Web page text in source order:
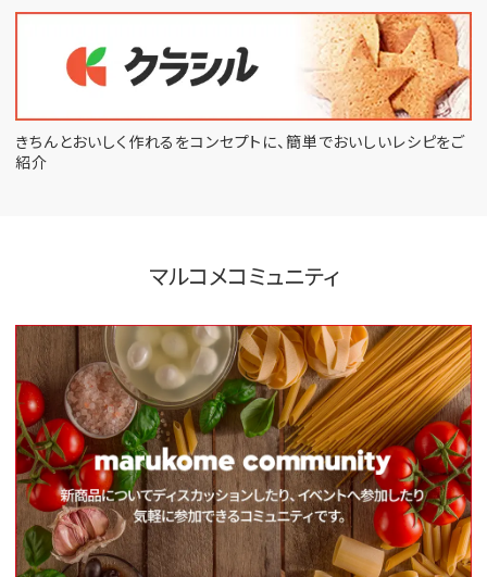
きちんとおいしく作れるをコンセプトに、 簡単でおいしいレシピをご
紹介
マルコメコミュニティ